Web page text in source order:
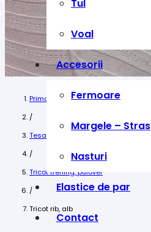
Tul
Voal
Accesorii
Fermoare
Margele – Stras
Nasturi
Elastice de par
Contact
Prima pagină
/
Tesaturi
/
Tricot trening, pulover
/
Tricot rib, alb